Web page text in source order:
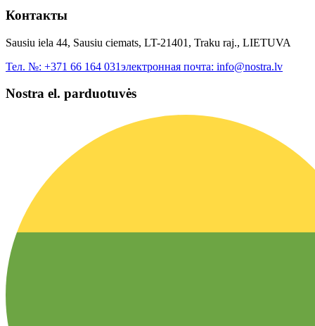
Контакты
Sausiu iela 44, Sausiu ciemats, LT-21401, Traku raj., LIETUVA
Тел. №: +371 66 164 031электронная почта: info@nostra.lv
Nostra el. parduotuvės